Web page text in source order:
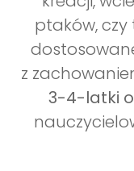
ptaków, czy
z
3-4-latki